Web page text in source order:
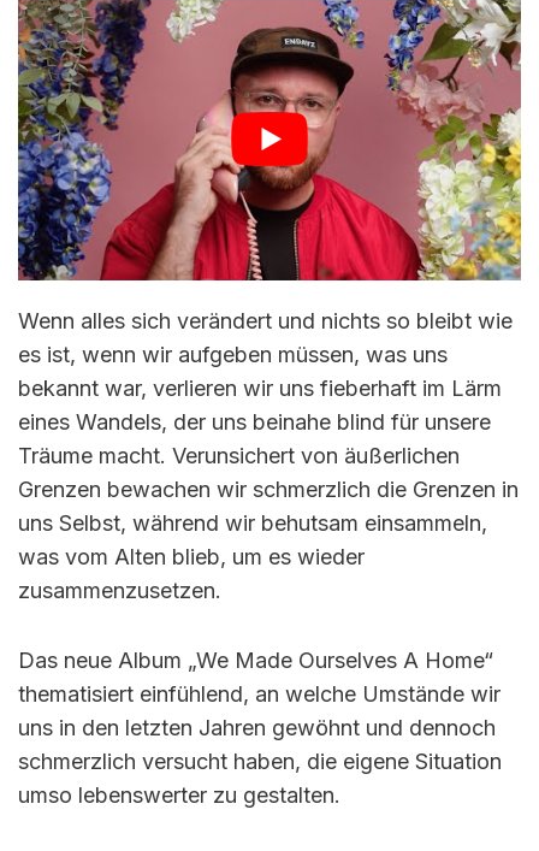
Wenn alles sich verändert und nichts so bleibt wie
es ist, wenn wir aufgeben müssen, was uns
bekannt war, verlieren wir uns fieberhaft im Lärm
eines Wandels, der uns beinahe blind für unsere
Träume macht. Verunsichert von äußerlichen
Grenzen bewachen wir schmerzlich die Grenzen in
uns Selbst, während wir behutsam einsammeln,
was vom Alten blieb, um es wieder
zusammenzusetzen.
Das neue Album „We Made Ourselves A Home“
thematisiert einfühlend, an welche Umstände wir
uns in den letzten Jahren gewöhnt und dennoch
schmerzlich versucht haben, die eigene Situation
umso lebenswerter zu gestalten.